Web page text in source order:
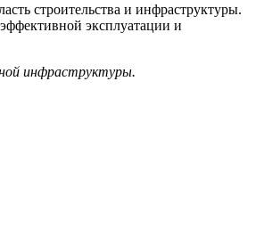
строительства и инфраструктуры.
эксплуатации и
инфраструктуры.